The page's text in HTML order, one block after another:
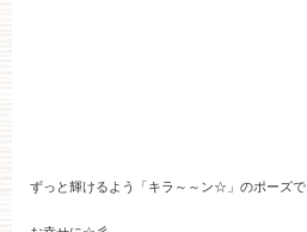
ずっと輝けるよう「キラ～～ン☆」のポーズで